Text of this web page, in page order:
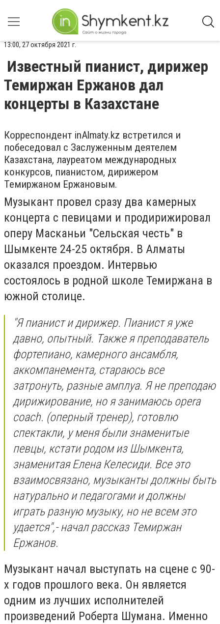
13:00, 27 октября 2021 г.
Известный пианист, дирижер
Темиржан Ержанов дал
концерты в Казахстане
Корреспондент inAlmaty.kz встретился и
побеседовал с Заслуженным деятелем
Казахстана, лауреатом международных
конкурсов, пианистом, дирижером
Темиржаном Ержановым.
Музыкант провел сразу два камерных
концерта с певицами и продирижировал
оперу Масканьи "Сельская честь" в
Шымкенте 24-25 октября. В Алматы
оказался проездом. Интервью
состоялось в родной школе Темиржана в
южной столице.
"Я пианист и дирижер. Пианист я уже
давно, опытный. Также я преподаватель
фортепиано, камерного ансамбля,
аккомпанемента, стараюсь все
затронуть, разные амплуа. Я не преподаю
дирижирование, но я занимаюсь opera
coach. (оперный тренер), готовлю
спектакли, у меня были знаменитые
певцы, кстати родом из Шымкента,
знаменитая Елена Келесиди. Все это
взаимосвязано, музыканты должны быть
натурально и педагогами и должны
играть разную музыку, но не всем это
удается",- начал рассказ Темиржан
Ержанов.
Музыкант начал выступать на сцене с 90-
х годов прошлого века. Он является
одним из лучших исполнителей
произведений Роберта Шумана. Именно